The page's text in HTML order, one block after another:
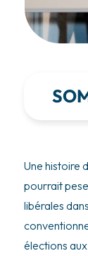
Une histoire
pourrait
libérales
élections